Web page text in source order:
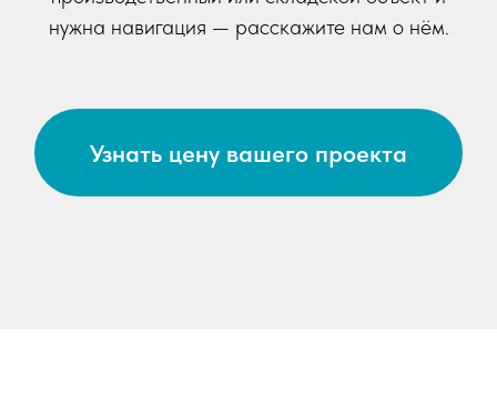
нужна навигация — расскажите нам о нём.
Узнать цену вашего проекта